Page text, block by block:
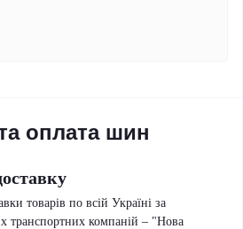
оплата шин
товарів по всій Україні за
транспортних компаній – "Нова